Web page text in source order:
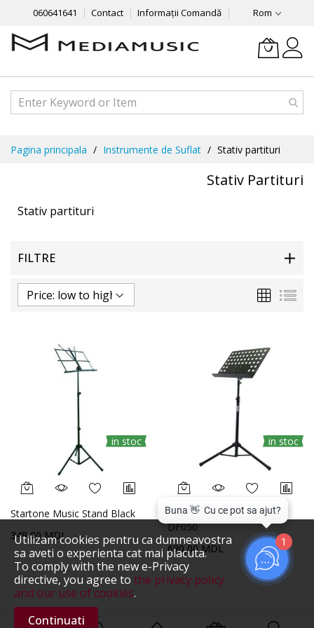
Utilizam cookies pentru ca dumneavostra
sa aveti o experienta cat mai placuta.
To comply with the new e-Privacy
directive, you agree to the privacy policy
and our use of cookies.
Continuati
060641641 Contact Informații Comandă Rom
Pagina principala Instrumente de Suflat Stativ partituri
Stativ Partituri
Stativ partituri
FILTRE
Grila
in stoc
Startone Music Stand Black
349,00 MDL
in stoc
Stativ Partitura Soundstil
DF050
690,00 MDL
1